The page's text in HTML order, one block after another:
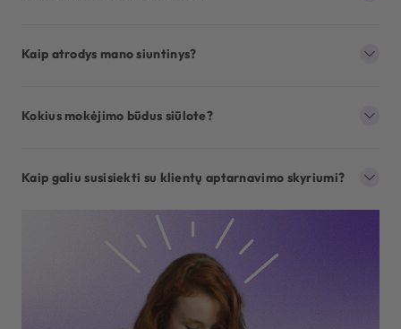
Kaip atrodys mano siuntinys?
Kokius mokėjimo būdus siūlote?
Kaip galiu susisiekti su klientų aptarnavimo skyriumi?